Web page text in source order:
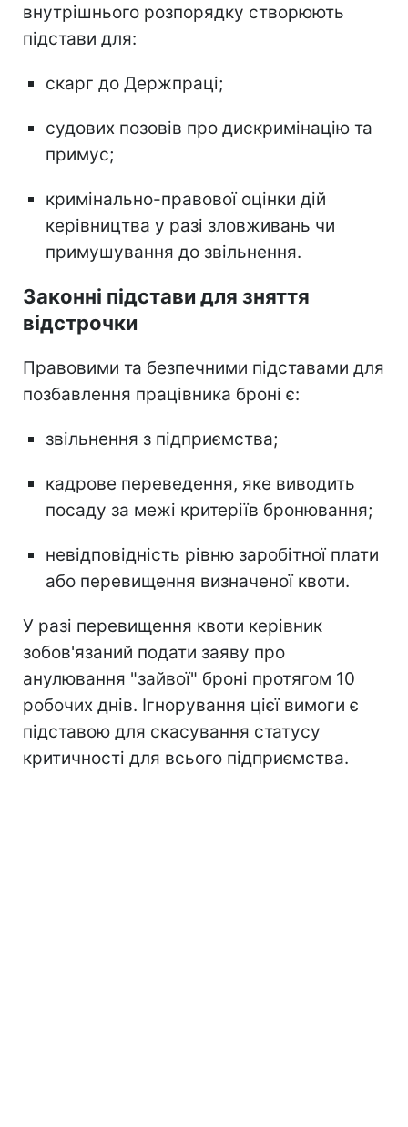
внутрішнього розпорядку створюють
підстави для:
скарг до Держпраці;
судових позовів про дискримінацію та
примус;
кримінально-правової оцінки дій
керівництва у разі зловживань чи
примушування до звільнення.
Законні підстави для зняття
відстрочки
Правовими та безпечними підставами для
позбавлення працівника броні є:
звільнення з підприємства;
кадрове переведення, яке виводить
посаду за межі критеріїв бронювання;
невідповідність рівню заробітної плати
або перевищення визначеної квоти.
У разі перевищення квоти керівник
зобов'язаний подати заяву про
анулювання "зайвої" броні протягом 10
робочих днів. Ігнорування цієї вимоги є
підставою для скасування статусу
критичності для всього підприємства.